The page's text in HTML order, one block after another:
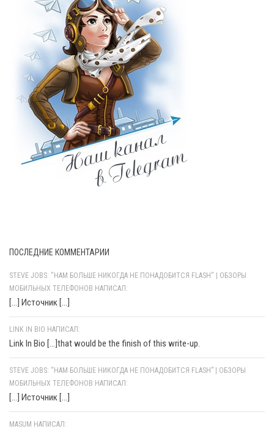
ПОСЛЕДНИЕ КОММЕНТАРИИ
STEVE JOBS: "НАМ БОЛЬШЕ НИКОГДА НЕ ПОНАДОБИТСЯ FLASH" | ОБЗОРЫ
МОБИЛЬНЫХ ТЕЛЕФОНОВ НАПИСАЛ:
[…] Источник […]
LINK IN BIO НАПИСАЛ:
Link In Bio [...]that would be the finish of this write-up.
STEVE JOBS: “НАМ БОЛЬШЕ НИКОГДА НЕ ПОНАДОБИТСЯ FLASH” | ОБЗОРЫ
МОБИЛЬНЫХ ТЕЛЕФОНОВ НАПИСАЛ:
[…] Источник […]
MASUM НАПИСАЛ: